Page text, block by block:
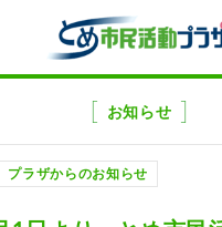
ニ
ー
を
お知らせ
プラザからのお知らせ